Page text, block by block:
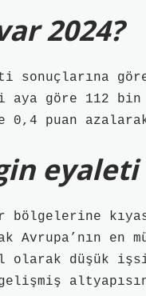
2024?
göre 112
puan
bölgelerine
en
olarak düşük